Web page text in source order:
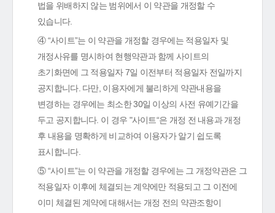
법을 위배하지 않는 범위에서 이 약관을 개정할 수
있습니다.
④ “사이트”는 이 약관을 개정할 경우에는 적용일자 및
개정사유를 명시하여 현행약관과 함께 사이트의
초기화면에 그 적용일자 7일 이전부터 적용일자 전일까지
공지합니다. 다만, 이용자에게 불리하게 약관내용을
변경하는 경우에는 최소한 30일 이상의 사전 유예기간을
두고 공지합니다. 이 경우 "사이트“은 개정 전 내용과 개정
후 내용을 명확하게 비교하여 이용자가 알기 쉽도록
표시합니다.
⑤ “사이트”는 이 약관을 개정할 경우에는 그 개정약관은 그
적용일자 이후에 체결되는 계약에만 적용되고 그 이전에
이미 체결된 계약에 대해서는 개정 전의 약관조항이